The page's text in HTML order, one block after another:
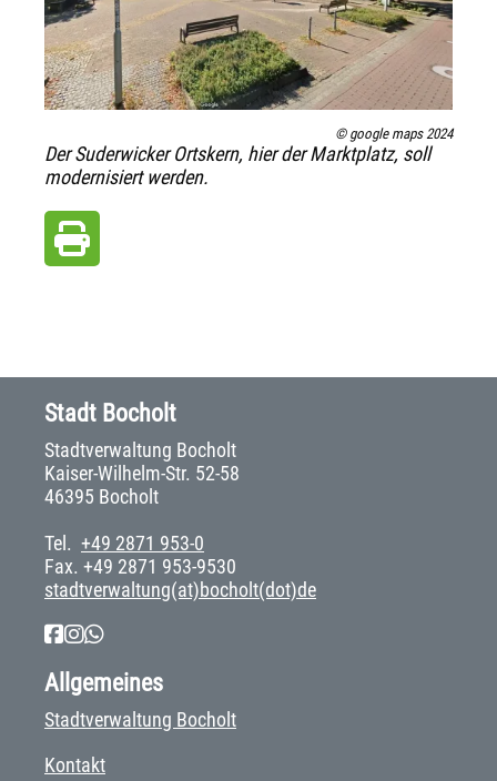
© google maps 2024
Der Suderwicker Ortskern, hier der Marktplatz, soll
modernisiert werden.
Stadt Bocholt
Stadtverwaltung Bocholt
Kaiser-Wilhelm-Str. 52-58
46395 Bocholt
Tel. +49 2871 953-0
Fax. +49 2871 953-9530
stadtverwaltung(at)bocholt(dot)de
Allgemeines
Stadtverwaltung Bocholt
Kontakt